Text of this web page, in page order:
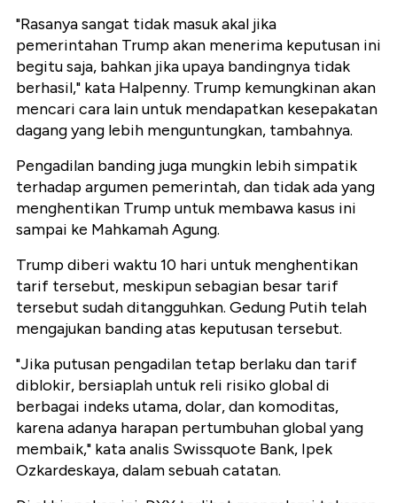
"Rasanya sangat tidak masuk akal jika
pemerintahan Trump akan menerima keputusan ini
begitu saja, bahkan jika upaya bandingnya tidak
berhasil," kata Halpenny. Trump kemungkinan akan
mencari cara lain untuk mendapatkan kesepakatan
dagang yang lebih menguntungkan, tambahnya.
Pengadilan banding juga mungkin lebih simpatik
terhadap argumen pemerintah, dan tidak ada yang
menghentikan Trump untuk membawa kasus ini
sampai ke Mahkamah Agung.
Trump diberi waktu 10 hari untuk menghentikan
tarif tersebut, meskipun sebagian besar tarif
tersebut sudah ditangguhkan. Gedung Putih telah
mengajukan banding atas keputusan tersebut.
"Jika putusan pengadilan tetap berlaku dan tarif
diblokir, bersiaplah untuk reli risiko global di
berbagai indeks utama, dolar, dan komoditas,
karena adanya harapan pertumbuhan global yang
membaik," kata analis Swissquote Bank, Ipek
Ozkardeskaya, dalam sebuah catatan.